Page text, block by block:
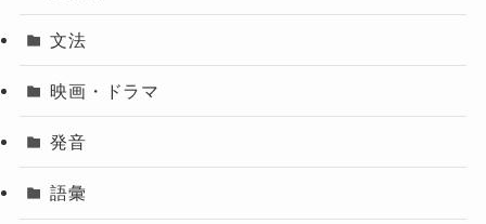
文法
映画・ドラマ
発音
語彙